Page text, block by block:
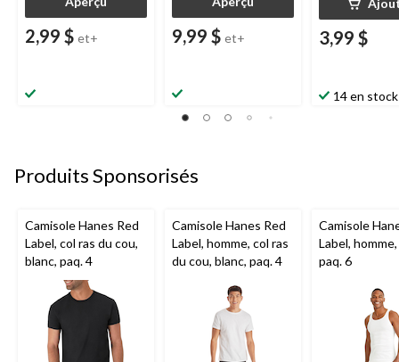
2,99 $ et+ 9,99 $ et+ 3,99 $
14 en stock
Produits Sponsorisés
Camisole Hanes Red
Label, col ras du cou,
blanc, paq. 4
Camisole Hanes Red
Label, homme, col ras
du cou, blanc, paq. 4
Camisole
Label,
paq. 6